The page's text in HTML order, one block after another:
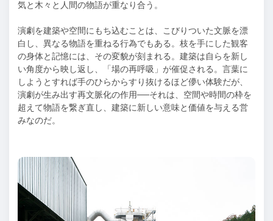
気と木々と人間の物語が重なり合う。
演劇を建築や空間にもち込むことは、こびりついた文脈を漂
白し、異なる物語を重ねる行為でもある。枝を手にした観客
の身体と記憶には、その変貌が刻まれる。建築は自らを新し
い角度から映し返し、「場の再呼吸」が催促される。言葉に
しようとすれば手のひらからすり抜けるほど儚い体験だが、
演劇が生み出す再文脈化の作用──それは、空間や時間の枠を
超えて物語を繋ぎ直し、建築に新しい意味と価値を与える営
みなのだ。